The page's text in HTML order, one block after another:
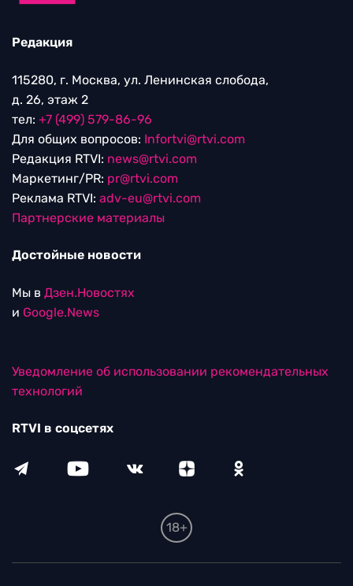
Редакция
115280, г. Москва, ул. Ленинская слобода,
д. 26, этаж 2
тел: +7 (499) 579-86-96
Для общих вопросов: Infortvi@rtvi.com
Редакция RTVI: news@rtvi.com
Маркетинг/PR: pr@rtvi.com
Реклама RTVI: adv-eu@rtvi.com
Партнерские материалы
Достойные новости
Мы в Дзен.Новостях
и Google.News
Уведомление об использовании рекомендательных
технологий
RTVI в соцсетях
18+